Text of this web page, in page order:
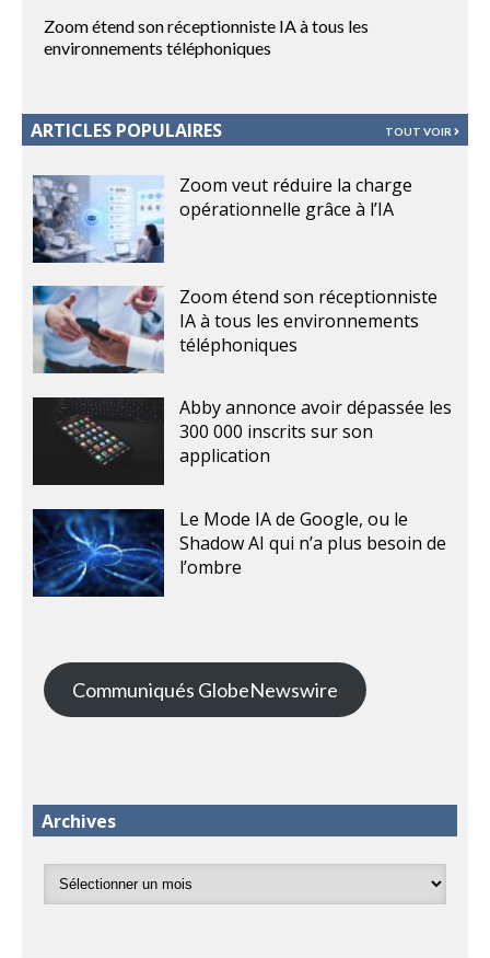
Zoom étend son réceptionniste IA à tous les
environnements téléphoniques
ARTICLES POPULAIRES TOUT VOIR
Zoom veut réduire la charge
opérationnelle grâce à l’IA
Zoom étend son réceptionniste
IA à tous les environnements
téléphoniques
Abby annonce avoir dépassée les
300 000 inscrits sur son
application
Le Mode IA de Google, ou le
Shadow AI qui n’a plus besoin de
l’ombre
Communiqués GlobeNewswire
Archives